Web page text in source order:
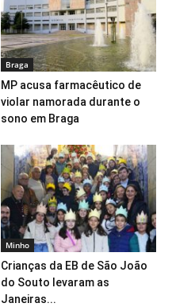
Braga
MP acusa farmacêutico de
violar namorada durante o
sono em Braga
Minho
Crianças da EB de São João
do Souto levaram as
Janeiras...